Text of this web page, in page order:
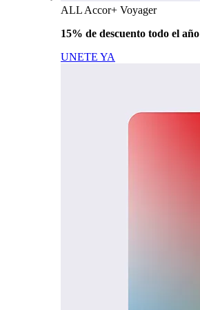
ALL Accor+ Voyager
15% de descuento todo el año
UNETE YA